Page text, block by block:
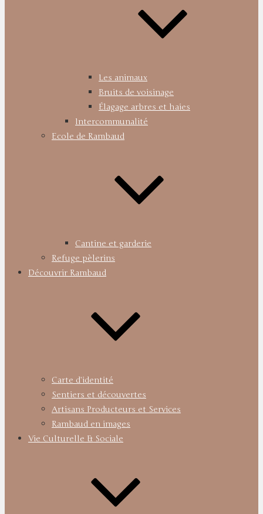
Les animaux
Bruits de voisinage
Élagage arbres et haies
Intercommunalité
Ecole de Rambaud
Cantine et garderie
Refuge pèlerins
Découvrir Rambaud
Carte d’identité
Sentiers et découvertes
Artisans Producteurs et Services
Rambaud en images
Vie Culturelle & Sociale